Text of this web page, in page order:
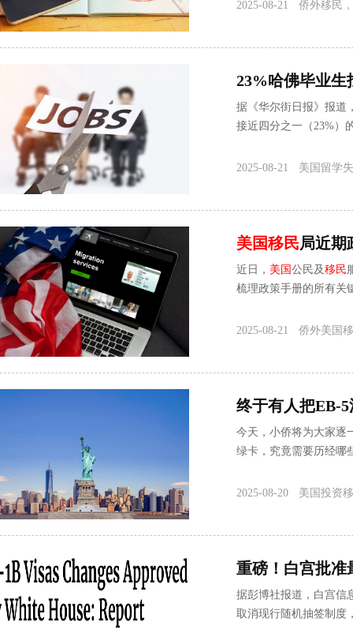
2025-08-21 侨外移民
23%哈佛毕业生
据《华尔街日报》报道
接近四分之一（23%）
2025-08-21
美国留学
美国移民局近期
近日， 美国 公民及移民
梳理政策手册的所有
2025-08-21 侨外美国
终于有人把EB-
今天，小侨将为大家逐
绿卡，究竟需要历经哪
2025-08-20 美国投资
重磅！白宫批准
据彭博社报道，白宫信
取消现行随机抽签制度